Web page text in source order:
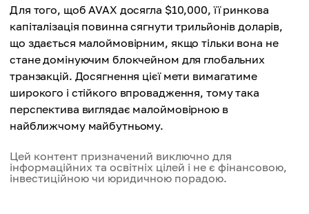
Для того, щоб AVAX досягла $10,000, її ринкова
капіталізація повинна сягнути трильйонів доларів,
що здається малоймовірним, якщо тільки вона не
стане домінуючим блокчейном для глобальних
транзакцій. Досягнення цієї мети вимагатиме
широкого і стійкого впровадження, тому така
перспектива виглядає малоймовірною в
найближчому майбутньому.
Цей контент призначений виключно для
інформаційних та освітніх цілей і не є фінансовою,
інвестиційною чи юридичною порадою.